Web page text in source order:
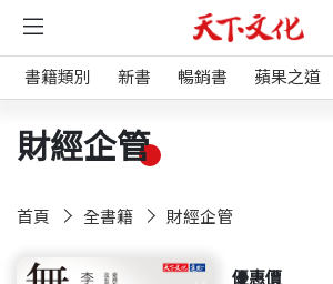
書籍類別 新書 暢銷書 蘋果之道
財經企管
首頁 全書籍 財經企管
優惠價